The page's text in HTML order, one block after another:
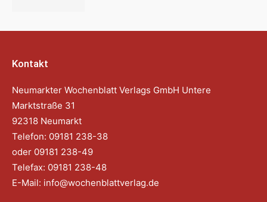
Kontakt
Neumarkter Wochenblatt Verlags GmbH Untere
Marktstraße 31
92318 Neumarkt
Telefon: 09181 238-38
oder 09181 238-49
Telefax: 09181 238-48
E-Mail: info@wochenblattverlag.de